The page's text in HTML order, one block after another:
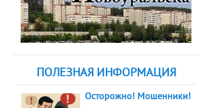
ПОЛЕЗНАЯ ИНФОРМАЦИЯ
Осторожно! Мошенники!